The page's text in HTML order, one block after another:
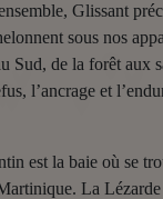
Glissant
sous nos
Sud, de la forêt aux
l’ancrage et
est la baie où se
La